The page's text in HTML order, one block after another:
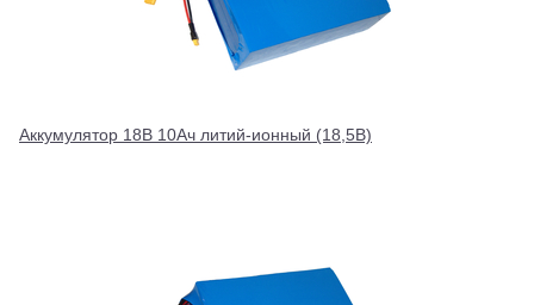
Аккумулятор 18В 10Ач литий-ионный (18,5В)